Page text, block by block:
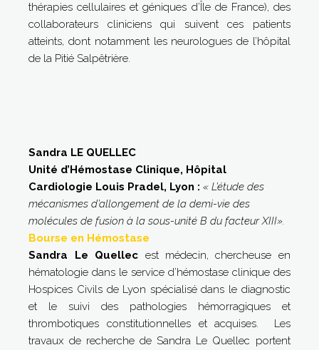
thérapies cellulaires et géniques d’Île de France), des
collaborateurs cliniciens qui suivent ces patients
atteints, dont notamment les neurologues de l’hôpital
de la Pitié Salpêtrière.
Sandra LE QUELLEC
Unité d’Hémostase Clinique, Hôpital
Cardiologie Louis Pradel, Lyon :«L’étude des
mécanismes d’allongement de la demi-vie des
molécules de fusion à la sous-unité B du facteur XIII».
Bourse en Hémostase
Sandra Le Quellec est médecin, chercheuse en
hématologie dans le service d’hémostase clinique des
Hospices Civils de Lyon spécialisé dans le diagnostic
et le suivi des pathologies hémorragiques et
thrombotiques constitutionnelles et acquises. Les
travaux de recherche de Sandra Le Quellec portent